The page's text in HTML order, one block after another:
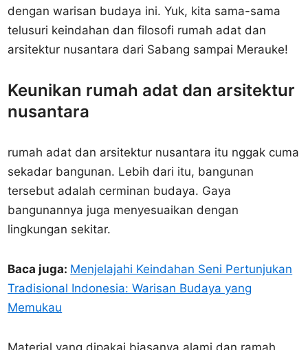
dengan warisan budaya ini. Yuk, kita sama-sama
telusuri keindahan dan filosofi rumah adat dan
arsitektur nusantara dari Sabang sampai Merauke!
Keunikan rumah adat dan arsitektur
nusantara
rumah adat dan arsitektur nusantara itu nggak cuma
sekadar bangunan. Lebih dari itu, bangunan
tersebut adalah cerminan budaya. Gaya
bangunannya juga menyesuaikan dengan
lingkungan sekitar.
Baca juga: Menjelajahi Keindahan Seni Pertunjukan
Tradisional Indonesia: Warisan Budaya yang
Memukau
Material yang dipakai biasanya alami dan ramah